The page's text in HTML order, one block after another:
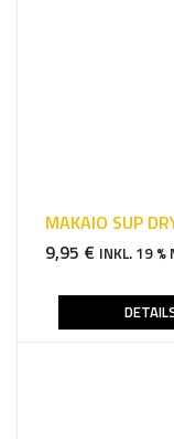
MAKAIO SUP
9,95 € INKL. 19 %